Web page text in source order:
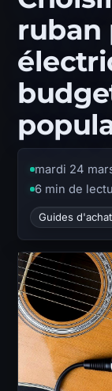
ruban
mardi 24
6 min de
Guides